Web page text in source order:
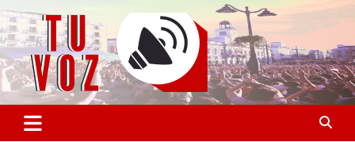
Saltar
contenido
TU VOZ
Información PLURAL y LIBRE